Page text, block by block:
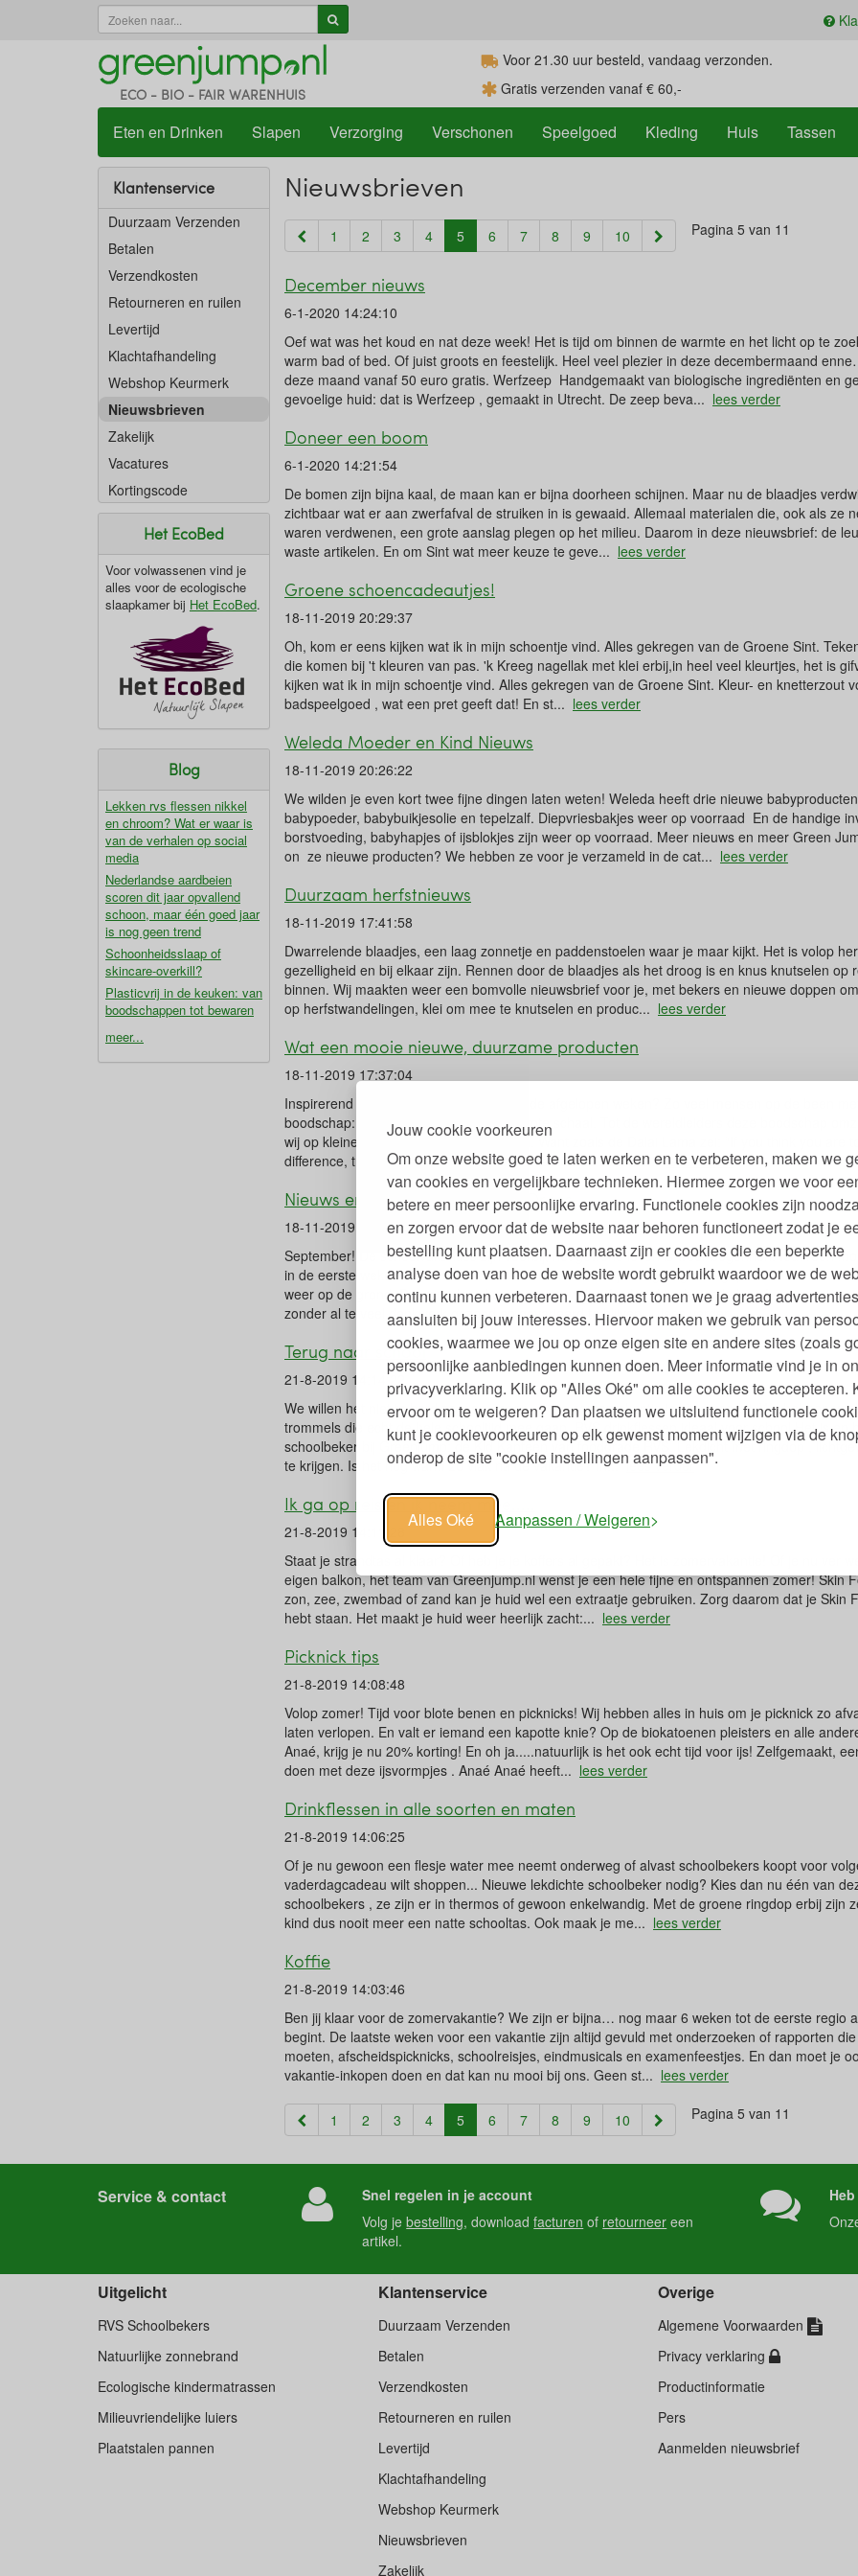
Jouw cookie voorkeuren
Om onze website goed te laten werken en te verbeteren, maken we
van cookies en vergelijkbare technieken. Hiermee zorgen we voor
betere en meer persoonlijke ervaring. Functionele cookies zijn
en zorgen ervoor dat de website naar behoren functioneert zodat je
bestelling kunt plaatsen. Daarnaast zijn er cookies die een beperkte
analyse doen van hoe de website wordt gebruikt waardoor we de
continu kunnen verbeteren. Daarnaast tonen we je graag
aansluiten bij jouw interesses. Hiervoor maken we gebruik van
cookies, waarmee we jou op onze eigen site en andere sites (zoals
persoonlijke aanbiedingen kunnen doen. Meer informatie vind je in
privacyverklaring. Klik op "Alles Oké" om alle cookies te accepteren.
ervoor om te weigeren? Dan plaatsen we uitsluitend functionele
kunt je cookievoorkeuren op elk gewenst moment wijzigen via de
onderop de site "cookie instellingen aanpassen".
Alles Oké Aanpassen / Weigeren
ECO - BIO - FAIR WARENHUIS
Voor 21.30 uur besteld, vandaag verzonden.
Gratis verzenden vanaf € 60,-
Eten en Drinken Slapen Verzorging Verschonen Speelgoed Kleding Huis Tassen
Klantenservice
Duurzaam Verzenden
Betalen
Verzendkosten
Retourneren en ruilen
Levertijd
Klachtafhandeling
Webshop Keurmerk
Nieuwsbrieven
Zakelijk
Vacatures
Kortingscode
Het EcoBed
Voor volwassenen vind je
alles voor de ecologische
slaapkamer bij Het EcoBed.
Blog
Lekken rvs flessen nikkel
en chroom? Wat er waar is
van de verhalen op social
media
Nederlandse aardbeien
scoren dit jaar opvallend
schoon, maar één goed jaar
is nog geen trend
Schoonheidsslaap of
skincare-overkill?
Plasticvrij in de keuken: van
boodschappen tot bewaren
meer...
Nieuwsbrieven
1 2 3 4 5 (current)
6 7 8 9 10 Pagina 5 van 11
December nieuws
6-1-2020 14:24:10
Oef wat was het koud en nat deze week! Het is tijd om binnen de warmte en het licht op te
warm bad of bed. Of juist groots en feestelijk. Heel veel plezier in deze decembermaand
deze maand vanaf 50 euro gratis. Werfzeep ​ Handgemaakt van biologische ingrediënten en
gevoelige huid: dat is Werfzeep , gemaakt in Utrecht. De zeep beva... lees verder
Doneer een boom
6-1-2020 14:21:54
De bomen zijn bijna kaal, de maan kan er bijna doorheen schijnen. Maar nu de blaadjes
zichtbaar wat er aan zwerfafval de struiken in is gewaaid. Allemaal materialen die, ook als ze
waren verdwenen, een grote aanslag plegen op het milieu. Daarom in deze nieuwsbrief: de
waste artikelen. En om Sint wat meer keuze te geve... lees verder
Groene schoencadeautjes!
18-11-2019 20:29:37
Oh, kom er eens kijken wat ik in mijn schoentje vind. ​Alles gekregen van de Groene Sint.
die komen bij 't kleuren van pas. 'k Kreeg nagellak met klei erbij,in heel veel kleurtjes, het is
kijken wat ik in mijn schoentje vind. ​Alles gekregen van de Groene Sint. Kleur- en knetterzout
badspeelgoed , wat een pret geeft dat! En st... lees verder
Weleda Moeder en Kind Nieuws
18-11-2019 20:26:22
We wilden je even kort twee fijne dingen laten weten! Weleda heeft drie nieuwe
babypoeder, babybuikjesolie en tepelzalf. Diepvriesbakjes weer op voorraad ​ En de handige
borstvoeding, babyhapjes of ijsblokjes zijn weer op voorraad. Meer nieuws en meer Green
on ​ ze nieuwe producten? We hebben ze voor je verzameld in de cat... lees verder
Duurzaam herfstnieuws
18-11-2019 17:41:58
Dwarrelende blaadjes, een laag zonnetje en paddenstoelen waar je maar kijkt. Het is volop
gezelligheid en bij elkaar zijn. Rennen door de blaadjes als het droog is en knus knutselen op
binnen. Wij maakten weer een bomvolle nieuwsbrief voor je, met bekers en nieuwe doppen
op herfstwandelingen, klei om mee te knutselen en produc... lees verder
Wat een mooie nieuwe, duurzame producten
18-11-2019 17:37:04
Inspirerend hè, de klimaatprotesten van de afgelopen weken? Zo veel mensen op de been
boodschap: het is nú tijd voor actie op grote schaal. Tot de wereldleiders deze boodschap
wij op kleine schaal doen wat we kunnen. Want zoals de Dalai Lama zei: “If you think you are
difference, try sleeping with a mosquito.” Natuurlijke schuurs...lees verder
Nieuws en actie met Willem en Drees
18-11-2019 14:04:47
September! De schoolvakanties zijn voorbij, het gewone leven is weer begonnen. Iedereen
in de eerste weken na de vakantie. Het is een drukke tijd vol geregel en geplan, handen uit
weer op de grond. Daarom deze keer een nieuwsbrief vol praktische artikelen, én een actie
zonder al te veel denkwerk gezond en gevarieerd te blijven...lees verder
Terug naar school
21-8-2019 14:14:22
We willen het niet te hard zeggen, maar...….de zomervakantie is bijna voorbij. We hebben
trommels die echt de hele schooltijd mee gaan. RVS drinkflessen ideaal voor school Het is en
schoolbeker bij Greenjump: de Kid Kanteen van foodgrade RVS. Lekdicht met ringdop ,
te krijgen. Is het nog warm zo vlak na de vakantie? In...lees verder
Ik ga op reis en ik neem mee.....
21-8-2019 14:11:28
Staat je strandtas al klaar? Of heb je je koffers al gepakt? Het is zomervakantie! Of je nu ver
eigen balkon, het team van Greenjump.nl wenst je een hele fijne en ontspannen zomer! Skin
zon, zee, zwembad of zand kan je huid wel een extraatje gebruiken. Zorg daarom dat je Skin
hebt staan. Het maakt je huid weer heerlijk zacht:... lees verder
Picknick tips
21-8-2019 14:08:48
Volop zomer! Tijd voor blote benen en picknicks! Wij hebben alles in huis om je picknick zo
laten verlopen. En valt er iemand een kapotte knie? Op de biokatoenen pleisters en alle
Anaé, krijg je nu 20% korting! En oh ja.....natuurlijk is het ook echt tijd voor ijs! Zelfgemaakt,
doen met deze ijsvormpjes . Anaé Anaé heeft... lees verder
Drinkflessen in alle soorten en maten
21-8-2019 14:06:25
Of je nu gewoon een flesje water mee neemt onderweg of alvast schoolbekers koopt voor
vaderdagcadeau wilt shoppen... Nieuwe lekdichte schoolbeker nodig? Kies dan nu één van
schoolbekers , ze zijn er in thermos of gewoon enkelwandig. Met de groene ringdop erbij zijn
kind dus nooit meer een natte schooltas. Ook maak je me... lees verder
Koffie
21-8-2019 14:03:46
Ben jij klaar voor de zomervakantie? We zijn er bijna… nog maar 6 weken tot de eerste regio
begint. De laatste weken voor een vakantie zijn altijd gevuld met onderzoeken of rapporten die
moeten, afscheidspicknicks, schoolreisjes, eindmusicals en examenfeestjes. En dan moet je
vakantie-inkopen doen en dat kan nu mooi bij ons. Geen st... lees verder
1 2 3 4 5 (current)
6 7 8 9 10 Pagina 5 van 11
Service & contact
Snel regelen in je account
Volg jebestelling, downloadfacturen of retourneer een
artikel.
Klantenservice
Duurzaam Verzenden
Betalen
Verzendkosten
Retourneren en ruilen
Levertijd
Klachtafhandeling
Webshop Keurmerk
Nieuwsbrieven
Zakelijk
Uitgelicht
RVS Schoolbekers
Natuurlijke zonnebrand
Ecologische kindermatrassen
Milieuvriendelijke luiers
Plaatstalen pannen
Overige
Algemene Voorwaarden
Privacy verklaring
Productinformatie
Pers
Aanmelden nieuwsbrief